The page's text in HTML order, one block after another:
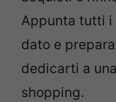
Appunta tutti i
dato e
dedicarti a
shopping.